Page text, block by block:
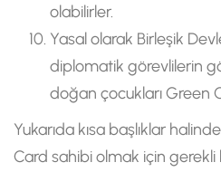
olabilirler.
Yasal olarak Birleşik
diplomatik görevlilerin
doğan çocukları Green
Yukarıda kısa başlıklar
Card sahibi olmak için